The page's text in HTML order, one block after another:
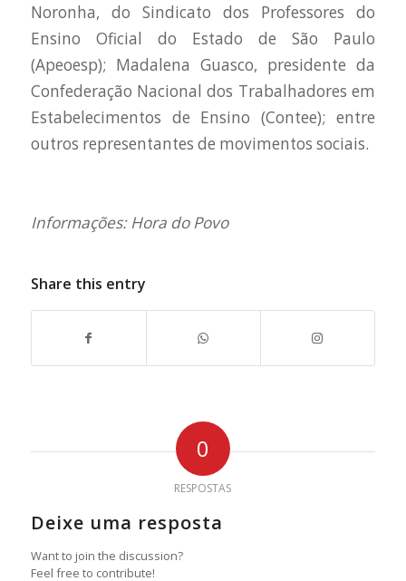
Noronha, do Sindicato dos Professores do
Ensino Oficial do Estado de São Paulo
(Apeoesp); Madalena Guasco, presidente da
Confederação Nacional dos Trabalhadores em
Estabelecimentos de Ensino (Contee); entre
outros representantes de movimentos sociais.
Informações: Hora do Povo
Share this entry
0
RESPOSTAS
Deixe uma resposta
Want to join the discussion?
Feel free to contribute!